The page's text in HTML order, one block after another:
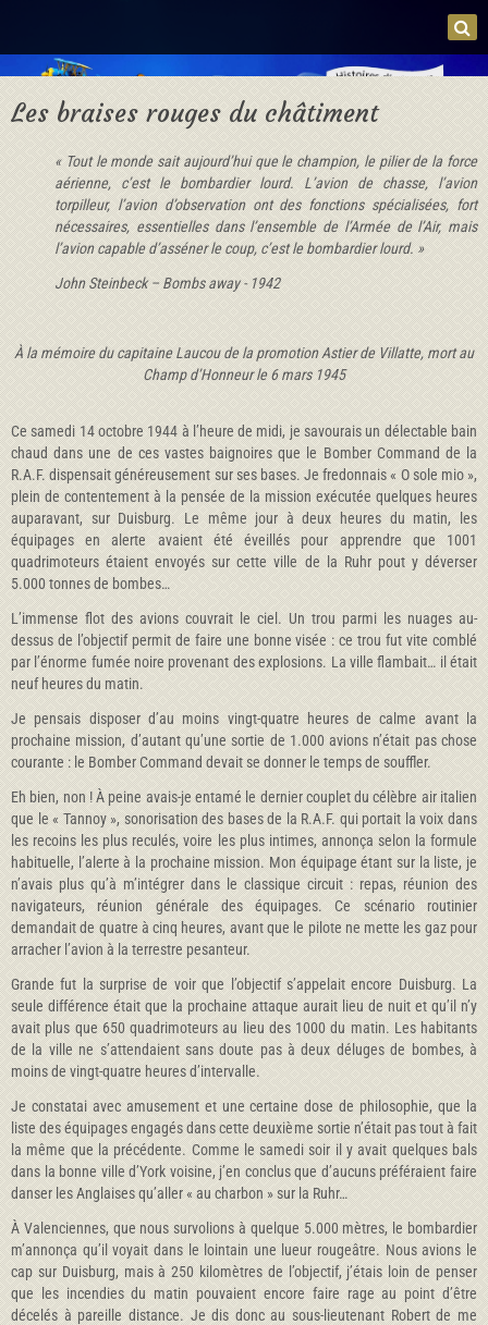
Les braises rouges du châtiment
« Tout le monde sait aujourd’hui que le champion, le pilier de la force
aérienne, c’est le bombardier lourd. L’avion de chasse, l’avion
torpilleur, l’avion d’observation ont des fonctions spécialisées, fort
nécessaires, essentielles dans l’ensemble de l’Armée de l’Air, mais
l’avion capable d’asséner le coup, c’est le bombardier lourd. »
John Steinbeck – Bombs away - 1942
À la mémoire du capitaine Laucou de la promotion Astier de Villatte, mort au
Champ d’Honneur le 6 mars 1945
Ce samedi 14 octobre 1944 à l’heure de midi, je savourais un délectable bain
chaud dans une de ces vastes baignoires que le Bomber Command de la
R.A.F. dispensait généreusement sur ses bases. Je fredonnais « O sole mio »,
plein de contentement à la pensée de la mission exécutée quelques heures
auparavant, sur Duisburg. Le même jour à deux heures du matin, les
équipages en alerte avaient été éveillés pour apprendre que 1001
quadrimoteurs étaient envoyés sur cette ville de la Ruhr pout y déverser
5.000 tonnes de bombes…
L’immense flot des avions couvrait le ciel. Un trou parmi les nuages au-
dessus de l’objectif permit de faire une bonne visée : ce trou fut vite comblé
par l’énorme fumée noire provenant des explosions. La ville flambait… il était
neuf heures du matin.
Je pensais disposer d’au moins vingt-quatre heures de calme avant la
prochaine mission, d’autant qu’une sortie de 1.000 avions n’était pas chose
courante : le Bomber Command devait se donner le temps de souffler.
Eh bien, non ! À peine avais-je entamé le dernier couplet du célèbre air italien
que le « Tannoy », sonorisation des bases de la R.A.F. qui portait la voix dans
les recoins les plus reculés, voire les plus intimes, annonça selon la formule
habituelle, l’alerte à la prochaine mission. Mon équipage étant sur la liste, je
n’avais plus qu’à m’intégrer dans le classique circuit : repas, réunion des
navigateurs, réunion générale des équipages. Ce scénario routinier
demandait de quatre à cinq heures, avant que le pilote ne mette les gaz pour
arracher l’avion à la terrestre pesanteur.
Grande fut la surprise de voir que l’objectif s’appelait encore Duisburg. La
seule différence était que la prochaine attaque aurait lieu de nuit et qu’il n’y
avait plus que 650 quadrimoteurs au lieu des 1000 du matin. Les habitants
de la ville ne s’attendaient sans doute pas à deux déluges de bombes, à
moins de vingt-quatre heures d’intervalle.
Je constatai avec amusement et une certaine dose de philosophie, que la
liste des équipages engagés dans cette deuxième sortie n’était pas tout à fait
la même que la précédente. Comme le samedi soir il y avait quelques bals
dans la bonne ville d’York voisine, j’en conclus que d’aucuns préféraient faire
danser les Anglaises qu’aller « au charbon » sur la Ruhr…
À Valenciennes, que nous survolions à quelque 5.000 mètres, le bombardier
m’annonça qu’il voyait dans le lointain une lueur rougeâtre. Nous avions le
cap sur Duisburg, mais à 250 kilomètres de l’objectif, j’étais loin de penser
que les incendies du matin pouvaient encore faire rage au point d’être
décelés à pareille distance. Je dis donc au sous-lieutenant Robert de me